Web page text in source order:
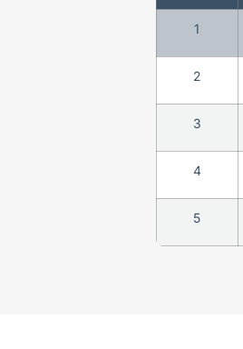
1
2
3
4
5